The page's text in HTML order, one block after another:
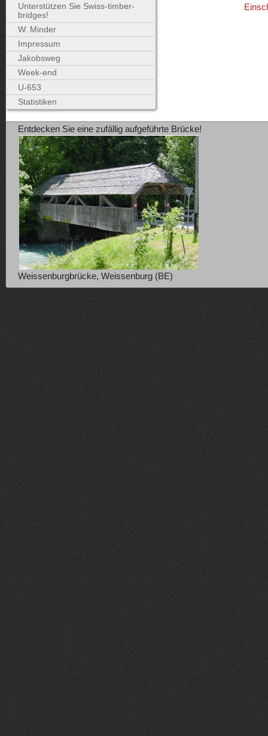
Unterstützen Sie Swiss-timber-
bridges!
W. Minder
Impressum
Jakobsweg
Week-end
U-653
Statistiken
Entdecken Sie eine zufällig aufgeführte Brücke!
Weissenburgbrücke, Weissenburg (BE)